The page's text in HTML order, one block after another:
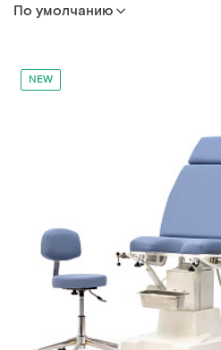
По умолчанию
NEW